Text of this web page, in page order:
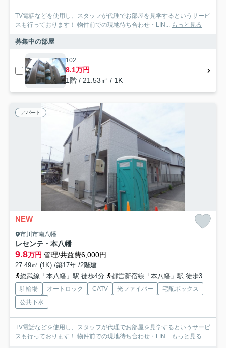
TV電話などを使用し、スタッフが代理でお部屋を見学するというサービ
スも行っております！ 物件前での現地待ち合わせ・LIN... もっと見る
募集中の部屋
102
8.1万円
1階 / 21.53㎡ / 1K
アパート
NEW
市川市南八幡
レセンテ・本八幡
9.8万円 管理/共益費6,000円
27.49㎡ (1K) /築17年 /2階建
総武線「本八幡」駅 徒歩4分
都営新宿線「本八幡」駅 徒歩3分
駐輪場 オートロック CATV 光ファイバー
宅配ボックス
公共下水
TV電話などを使用し、スタッフが代理でお部屋を見学するというサービ
スも行っております！ 物件前での現地待ち合わせ・LIN... もっと見る